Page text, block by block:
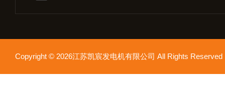
Copyright © 2026江苏凯宸发电机有限公司 All Rights